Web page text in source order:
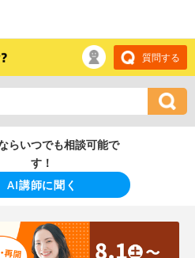
質問する
らいつでも相談可能で
す！
AI講師に聞く